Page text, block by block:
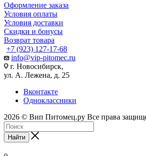
Оформление заказа
Условия оплаты
Условия доставки
Скидки и бонусы
Возврат товара
+7 (923) 127-17-68
info@vip-pitomec.ru
г. Новосибирск,
ул. А. Лежена, д. 25
Вконтакте
Одноклассники
2026 © Вип Питомец.ру Все права
Найти